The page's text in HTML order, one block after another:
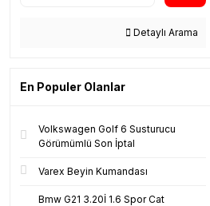
Detaylı Arama
En Populer Olanlar
Volkswagen Golf 6 Susturucu
Görümümlü Son İptal
Varex Beyin Kumandası
Bmw G21 3.20İ 1.6 Spor Cat